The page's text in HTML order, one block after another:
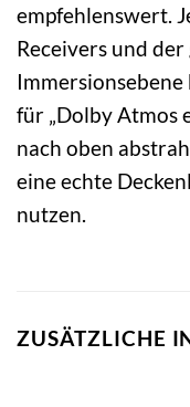
empfehlenswert.
Receivers und
für „Dolby Atmos
nach oben
eine echte
nutzen.
ZUSÄTZLICHE